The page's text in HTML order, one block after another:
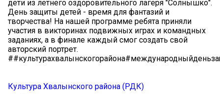
дети из летнего оздоровительного лагеря "Солнышко".
День защиты детей - время для фантазий и
творчества! На нашей программе ребята приняли
участия в викторинах подвижных играх и командных
заданиях, а в финале каждый смог создать свой
авторский портрет.
Культура Хвалынского района (РДК)